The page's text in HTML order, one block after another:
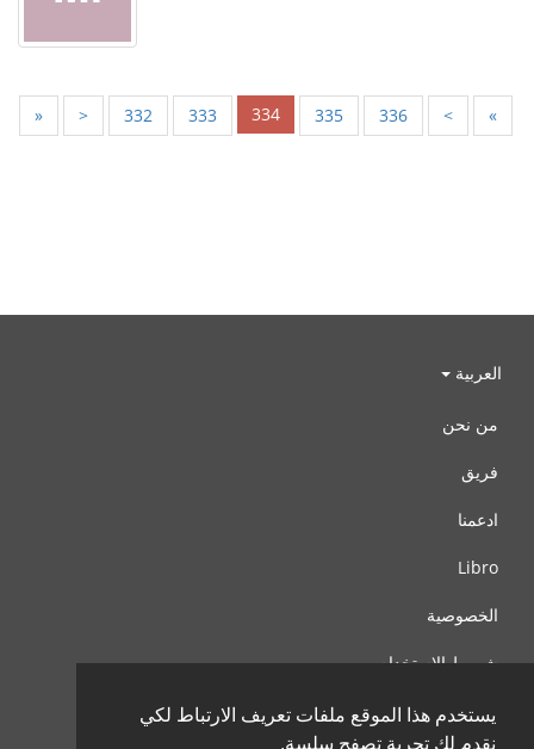
يستخدم هذا الموقع ملفات تعريف الارتباط لكي
نقدم لك تجربة تصفح سلسة.
« < 332 333 334 335 336 > »
العربية
من نحن
فريق
ادعمنا
Libro
الخصوصية
شروط الإستخدام
اتصل بنا